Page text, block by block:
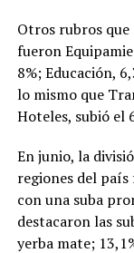
Otros rubros
fueron
8%; Educación,
lo mismo que
Hoteles, subió el
En junio, la
regiones del
con una suba
destacaron las
yerba mate;